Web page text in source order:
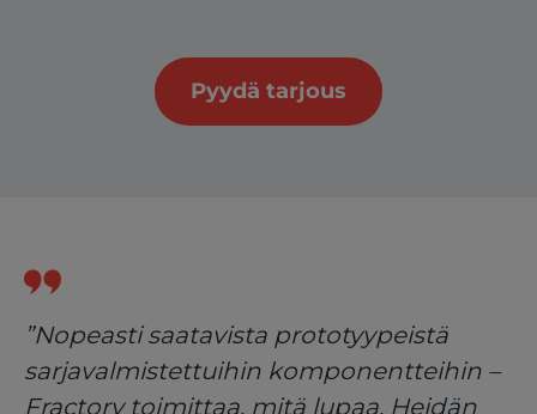
Pyydä tarjous
”Nopeasti saatavista prototyypeistä
sarjavalmistettuihin komponentteihin –
Fractory toimittaa, mitä lupaa. Heidän